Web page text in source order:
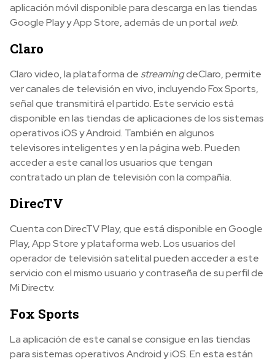
aplicación móvil disponible para descarga en las tiendas
Google Play y App Store, además de un portal web.
Claro
Claro video, la plataforma destreamingdeClaro, permite
ver canales de televisión en vivo, incluyendo Fox Sports,
señal que transmitirá el partido. Este servicio está
disponible en las tiendas de aplicaciones de los sistemas
operativos iOS y Android. También en algunos
televisores inteligentes y en la página web. Pueden
acceder a este canal los usuarios que tengan
contratado un plan de televisión con la compañía.
DirecTV
Cuenta con DirecTV Play, que está disponible en Google
Play, App Store y plataforma web. Los usuarios del
operador de televisión satelital pueden acceder a este
servicio con el mismo usuario y contraseña de su perfil de
Mi Directv.
Fox Sports
La aplicación de este canal se consigue en las tiendas
para sistemas operativos Android y iOS. En esta están